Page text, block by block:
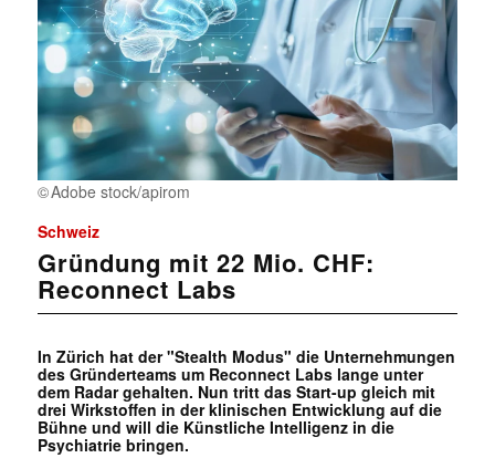
Adobe stock/apirom
Schweiz
Gründung mit 22 Mio. CHF:
Reconnect Labs
In Zürich hat der "Stealth Modus" die Unternehmungen
des Gründerteams um Reconnect Labs lange unter
dem Radar gehalten. Nun tritt das Start-up gleich mit
drei Wirkstoffen in der klinischen Entwicklung auf die
Bühne und will die Künstliche Intelligenz in die
Psychiatrie bringen.